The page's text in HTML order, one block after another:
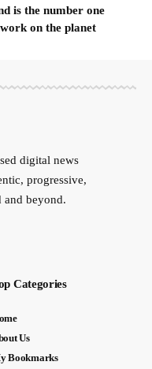
is the number one
on the planet
digital news
progressive,
and beyond.
Categories
Us
Bookmarks